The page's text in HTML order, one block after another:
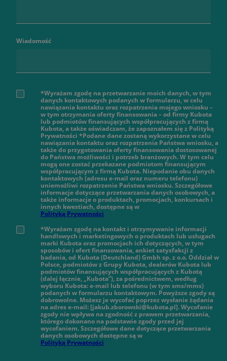
Wiadomość
*Wyrażam zgodę na przetwarzanie moich danych, w tym
danych kontaktowych podanych w formularzu, w celu
nawiązania kontaktu oraz rozpatrzenia mojego wniosku –
w tym otrzymania oferty finansowania – od firmy Kubota
lub podmiotów finansujących współpracujących z firmą
Kubota, a także oświadczam, że zapoznałem się z Polityką
Prywatności *Podane dane zostaną wykorzystane w celu
nawiązania kontaktu oraz rozpatrzenia Państwa wniosku, a
także do przygotowania oferty finansowania dostosowanej
do Państwa możliwości i potrzeb branżowych. W tym celu
mogą one zostać przekazane podmiotom finansującym
współpracującym z firmą Kubota. Niepodanie obu danych
kontaktowych (adresu e-mail oraz numeru telefonu)
uniemożliwi rozpatrzenie Państwa wniosku. Szczegółowe
informacje dotyczące przetwarzania danych osobowych, a
także informacje o produktach, promocjach, konkursach i
innych kwestiach, dostępne są w
Polityką Prywatności
*Wyrażam zgodę na kontakt i otrzymywanie informacji
handlowych i marketingowych o produktach lub usługach
marki Kubota oraz promocjach ich dotyczących, w tym
sposobów i ofert finansowania, ankiet satysfakcji z
badania, od Kubota (Deutchland) Gmbh sp. z o.o. Oddział w
Polsce, podmiotów z Grupy Kubota, dealerów Kubota lub
podmiotów finansujących współpracujących z Kubotą
(dalej łącznie, „Kubota”), za pośrednictwem, według
wyboru Kubota: e-mail lub telefonu (w tym sms/mms)
podanych w formularzu kontaktowym. Powyższe zgody są
dobrowolne. Możesz je wycofać poprzez wysłanie żądania
na adres e-mail: [jakub.zborowski@kubota.pl]. Wycofanie
zgody nie wpływa na zgodność z prawem przetwarzania,
którego dokonano na podstawie zgody przed jej
wycofaniem. Szczegółowe dane dotyczące przetwarzania
danych osobowych dostępne są w
Polityką Prywatności